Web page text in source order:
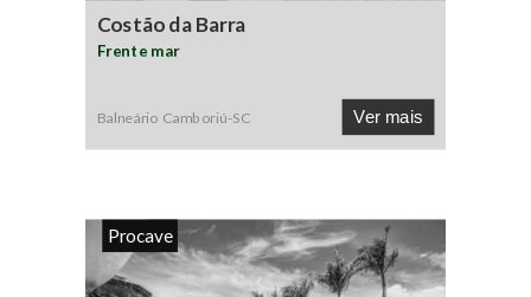
Costão da Barra
Frente mar
Balneário Camboriú-SC Ver mais
Procave